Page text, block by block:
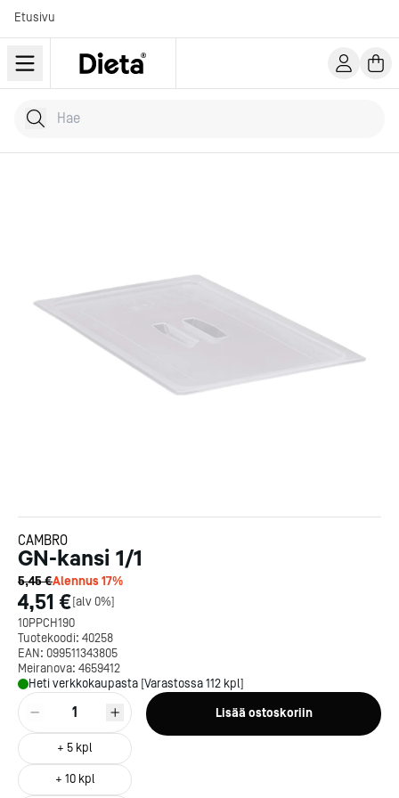
Etusivu
Hae tuotteita
Kirjoita hakusana...
CAMBRO
GN-kansi 1/1
5,45 €Alennus17%
4,51 €[alv 0%]
10PPCH190
Tuotekoodi: 40258
EAN: 099511343805
Meiranova: 4659412
Heti verkkokaupasta [Varastossa 112 kpl]
1
+ 5 kpl
+ 10kpl
Lisää ostoskoriin